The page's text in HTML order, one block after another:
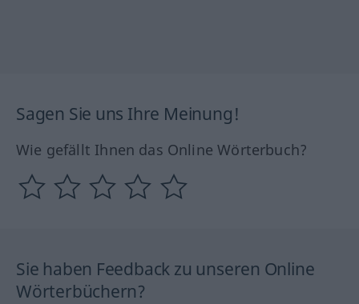
Sagen Sie uns Ihre Meinung!
Wie gefällt Ihnen das Online Wörterbuch?
Sie haben Feedback zu unseren Online
Wörterbüchern?